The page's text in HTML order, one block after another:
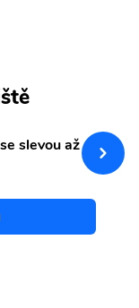
se slevou až